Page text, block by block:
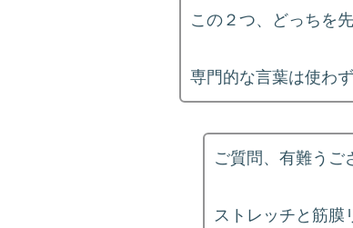
この２つ、どっちを
専門的な言葉は使わ
ご質問、有難うご
ストレッチと筋膜